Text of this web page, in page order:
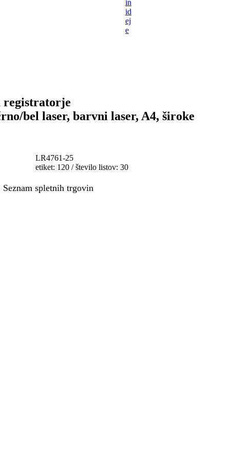
in
id
ej
e
registratorje
bel laser, barvni laser, A4, široke
LR4761-25
etiket: 120 / število listov: 30